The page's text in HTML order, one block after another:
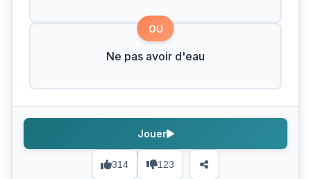
OU
Ne pas avoir d'eau
314 123
Jouer